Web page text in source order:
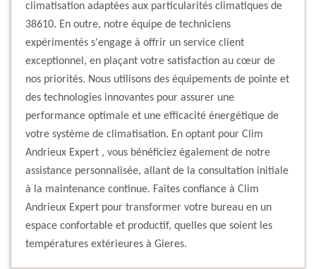
climatisation adaptées aux particularités climatiques de
38610. En outre, notre équipe de techniciens
expérimentés s'engage à offrir un service client
exceptionnel, en plaçant votre satisfaction au cœur de
nos priorités. Nous utilisons des équipements de pointe et
des technologies innovantes pour assurer une
performance optimale et une efficacité énergétique de
votre système de climatisation. En optant pour Clim
Andrieux Expert , vous bénéficiez également de notre
assistance personnalisée, allant de la consultation initiale
à la maintenance continue. Faites confiance à Clim
Andrieux Expert pour transformer votre bureau en un
espace confortable et productif, quelles que soient les
températures extérieures à Gieres.